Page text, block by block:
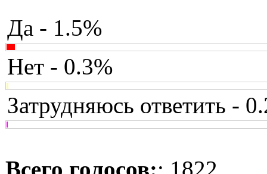
Да - 1.5%
Нет - 0.3%
Затрудняюсь ответить -